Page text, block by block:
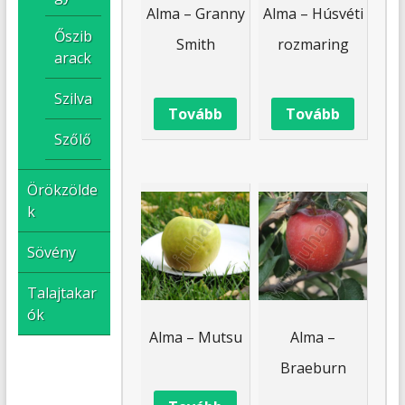
Alma – Granny
Smith
Tovább
Alma – Húsvéti
rozmaring
Tovább
Alma – Mutsu
Alma –
Braeburn
Őszib
arack
Szilva
Szőlő
Örökzölde
k
Sövény
Talajtakar
ók